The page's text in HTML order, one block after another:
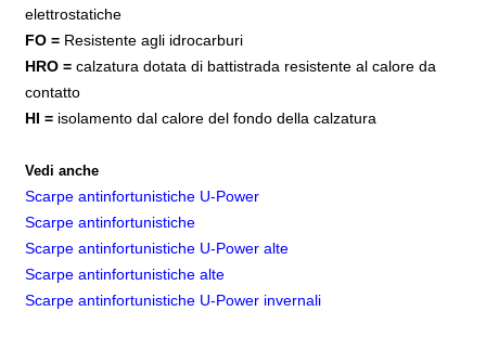
elettrostatiche
FO =Resistente agli idrocarburi
HRO =calzatura dotata di battistrada resistente al calore da
contatto
HI =isolamento dal calore del fondo della calzatura
Vedi anche
Scarpe antinfortunistiche U-Power
Scarpe antinfortunistiche
Scarpe antinfortunistiche U-Poweralte
Scarpe antinfortunistiche alte
Scarpe antinfortunistiche U-Power invernali